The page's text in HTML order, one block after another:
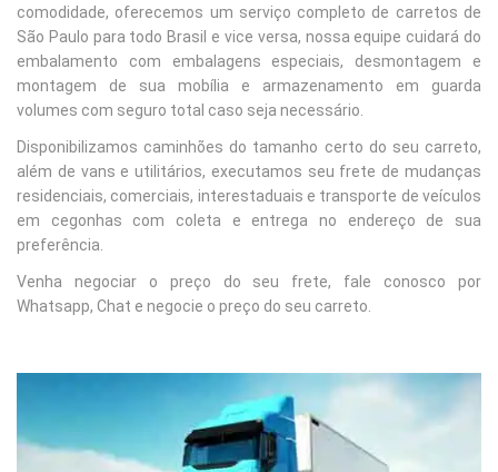
comodidade, oferecemos um serviço completo de carretos de
São Paulo para todo Brasil e vice versa, nossa equipe cuidará do
embalamento com embalagens especiais, desmontagem e
montagem de sua mobília e armazenamento em guarda
volumes com seguro total caso seja necessário.
Disponibilizamos caminhões do tamanho certo do seu carreto,
além de vans e utilitários, executamos seu frete de mudanças
residenciais, comerciais, interestaduais e transporte de veículos
em cegonhas com coleta e entrega no endereço de sua
preferência.
Venha negociar o preço do seu frete, fale conosco por
Whatsapp, Chat e negocie o preço do seu carreto.